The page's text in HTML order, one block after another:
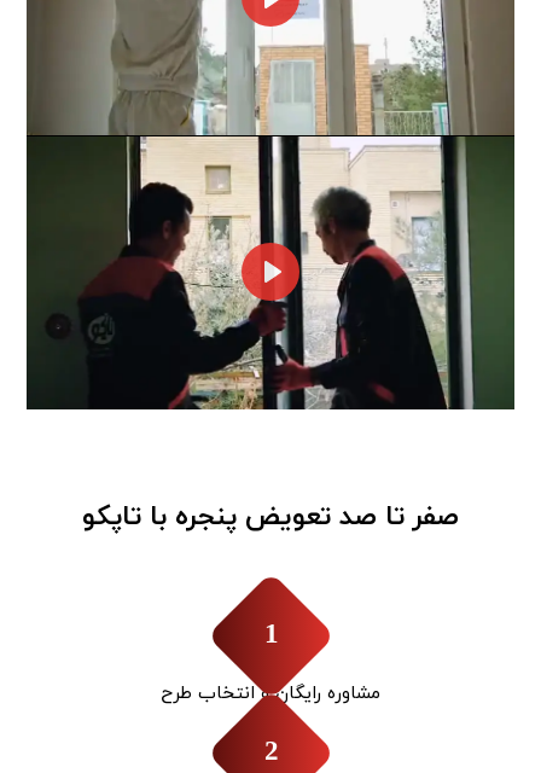
Play
Play
صفر تا صد تعویض پنجره با تاپکو
1
مشاوره رایگان و انتخاب طرح
2